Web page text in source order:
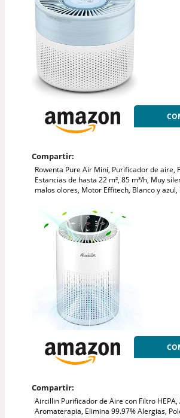
Compartir:
Rowenta Pure Air Mini, Purificador de aire,
Estancias de hasta 22 m², 85 m³/h, Muy
malos olores, Motor Effitech, Blanco y azul,
Compartir:
Aircillin Purificador de Aire con Filtro
Aromaterapia, Elimina 99.97% Alergias,